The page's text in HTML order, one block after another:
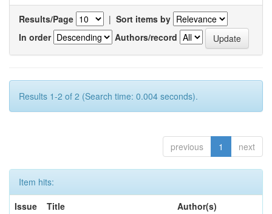
Results/Page | Sort items by
In order
Authors/record
Results 1-2 of 2 (Search time: 0.004 seconds).
previous 1 next
Item hits:
Issue
Title Author(s)